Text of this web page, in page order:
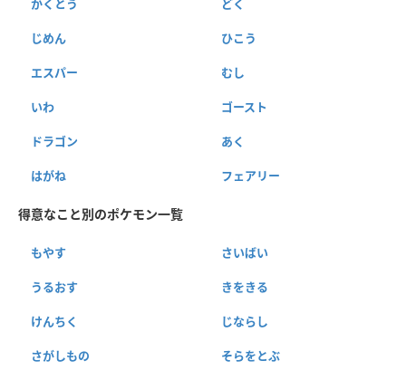
じめん ひこう
エスパー むし
いわ ゴースト
ドラゴン あく
はがね フェアリー
得意なこと別のポケモン一覧
もやす さいばい
うるおす きをきる
けんちく じならし
さがしもの そらをとぶ